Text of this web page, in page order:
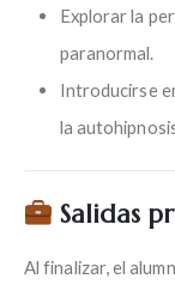
Explorar la
paranormal.
Introducirse
la
Salidas
Al finalizar, el